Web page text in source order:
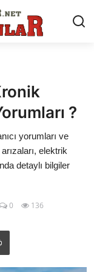
?
yorumları ve
elektrik
detaylı bilgiler
0 136